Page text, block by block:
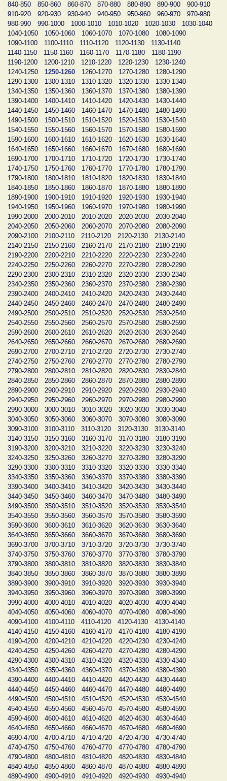
840-850 850-860 860-870 870-880 880-890 890-900
900-910
910-920
920-930 930-940 940-950 950-960 960-970
970-980
980-990
990-1000 1000-1010 1010-1020 1020-1030
1030-1040
1040-1050
1050-1060 1060-1070 1070-1080
1080-1090
1090-1100
1100-1110 1110-1120 1120-1130
1130-1140
1140-1150
1150-1160 1160-1170 1170-1180
1180-1190
1190-1200
1200-1210 1210-1220 1220-1230
1230-1240
1240-1250
1250-1260 1260-1270 1270-1280
1280-1290
1290-1300
1300-1310 1310-1320 1320-1330
1330-1340
1340-1350
1350-1360 1360-1370 1370-1380
1380-1390
1390-1400
1400-1410 1410-1420 1420-1430
1430-1440
1440-1450
1450-1460 1460-1470 1470-1480
1480-1490
1490-1500
1500-1510 1510-1520 1520-1530
1530-1540
1540-1550
1550-1560 1560-1570 1570-1580
1580-1590
1590-1600
1600-1610 1610-1620 1620-1630
1630-1640
1640-1650
1650-1660 1660-1670 1670-1680
1680-1690
1690-1700
1700-1710 1710-1720 1720-1730
1730-1740
1740-1750
1750-1760 1760-1770 1770-1780
1780-1790
1790-1800
1800-1810 1810-1820 1820-1830
1830-1840
1840-1850
1850-1860 1860-1870 1870-1880
1880-1890
1890-1900
1900-1910 1910-1920 1920-1930
1930-1940
1940-1950
1950-1960 1960-1970 1970-1980
1980-1990
1990-2000
2000-2010 2010-2020 2020-2030
2030-2040
2040-2050
2050-2060 2060-2070 2070-2080
2080-2090
2090-2100
2100-2110 2110-2120 2120-2130
2130-2140
2140-2150
2150-2160 2160-2170 2170-2180
2180-2190
2190-2200
2200-2210 2210-2220 2220-2230
2230-2240
2240-2250
2250-2260 2260-2270 2270-2280
2280-2290
2290-2300
2300-2310 2310-2320 2320-2330
2330-2340
2340-2350
2350-2360 2360-2370 2370-2380
2380-2390
2390-2400
2400-2410 2410-2420 2420-2430
2430-2440
2440-2450
2450-2460 2460-2470 2470-2480
2480-2490
2490-2500
2500-2510 2510-2520 2520-2530
2530-2540
2540-2550
2550-2560 2560-2570 2570-2580
2580-2590
2590-2600
2600-2610 2610-2620 2620-2630
2630-2640
2640-2650
2650-2660 2660-2670 2670-2680
2680-2690
2690-2700
2700-2710 2710-2720 2720-2730
2730-2740
2740-2750
2750-2760 2760-2770 2770-2780
2780-2790
2790-2800
2800-2810 2810-2820 2820-2830
2830-2840
2840-2850
2850-2860 2860-2870 2870-2880
2880-2890
2890-2900
2900-2910 2910-2920 2920-2930
2930-2940
2940-2950
2950-2960 2960-2970 2970-2980
2980-2990
2990-3000
3000-3010 3010-3020 3020-3030
3030-3040
3040-3050
3050-3060 3060-3070 3070-3080
3080-3090
3090-3100
3100-3110 3110-3120 3120-3130
3130-3140
3140-3150
3150-3160 3160-3170 3170-3180
3180-3190
3190-3200
3200-3210 3210-3220 3220-3230
3230-3240
3240-3250
3250-3260 3260-3270 3270-3280
3280-3290
3290-3300
3300-3310 3310-3320 3320-3330
3330-3340
3340-3350
3350-3360 3360-3370 3370-3380
3380-3390
3390-3400
3400-3410 3410-3420 3420-3430
3430-3440
3440-3450
3450-3460 3460-3470 3470-3480
3480-3490
3490-3500
3500-3510 3510-3520 3520-3530
3530-3540
3540-3550
3550-3560 3560-3570 3570-3580
3580-3590
3590-3600
3600-3610 3610-3620 3620-3630
3630-3640
3640-3650
3650-3660 3660-3670 3670-3680
3680-3690
3690-3700
3700-3710 3710-3720 3720-3730
3730-3740
3740-3750
3750-3760 3760-3770 3770-3780
3780-3790
3790-3800
3800-3810 3810-3820 3820-3830
3830-3840
3840-3850
3850-3860 3860-3870 3870-3880
3880-3890
3890-3900
3900-3910 3910-3920 3920-3930
3930-3940
3940-3950
3950-3960 3960-3970 3970-3980
3980-3990
3990-4000
4000-4010 4010-4020 4020-4030
4030-4040
4040-4050
4050-4060 4060-4070 4070-4080
4080-4090
4090-4100
4100-4110 4110-4120 4120-4130
4130-4140
4140-4150
4150-4160 4160-4170 4170-4180
4180-4190
4190-4200
4200-4210 4210-4220 4220-4230
4230-4240
4240-4250
4250-4260 4260-4270 4270-4280
4280-4290
4290-4300
4300-4310 4310-4320 4320-4330
4330-4340
4340-4350
4350-4360 4360-4370 4370-4380
4380-4390
4390-4400
4400-4410 4410-4420 4420-4430
4430-4440
4440-4450
4450-4460 4460-4470 4470-4480
4480-4490
4490-4500
4500-4510 4510-4520 4520-4530
4530-4540
4540-4550
4550-4560 4560-4570 4570-4580
4580-4590
4590-4600
4600-4610 4610-4620 4620-4630
4630-4640
4640-4650
4650-4660 4660-4670 4670-4680
4680-4690
4690-4700
4700-4710 4710-4720 4720-4730
4730-4740
4740-4750
4750-4760 4760-4770 4770-4780
4780-4790
4790-4800
4800-4810 4810-4820 4820-4830
4830-4840
4840-4850
4850-4860 4860-4870 4870-4880
4880-4890
4890-4900
4900-4910 4910-4920 4920-4930
4930-4940